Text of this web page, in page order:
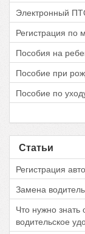
Электронный
Регистрация по
Пособия на
Пособие при
Пособие по
Статьи
Регистрация
Замена
Что нужно знать
водительское